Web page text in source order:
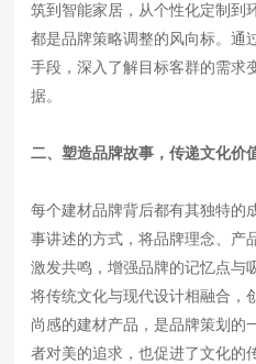
筑到智能家居，从个性化定制到
都是品牌策略调整的风向标。通
手段，深入了解目标客群的需求
据。
二、塑造品牌故事，传递文化价
每个建材品牌背后都有其独特的
事讲述的方式，将品牌理念、产
激发共鸣，增强品牌的记忆点与
将传统文化与现代设计相融合，
尚感的建材产品，是品牌策划的
者对美的追求，也促进了文化的